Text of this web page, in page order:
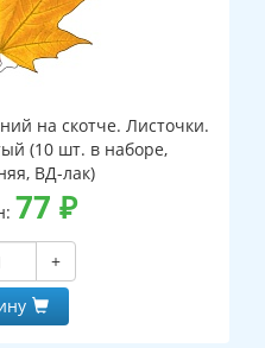
на скотче. Листочки.
(10 шт. в наборе,
ВД-лак)
77 ₽
+